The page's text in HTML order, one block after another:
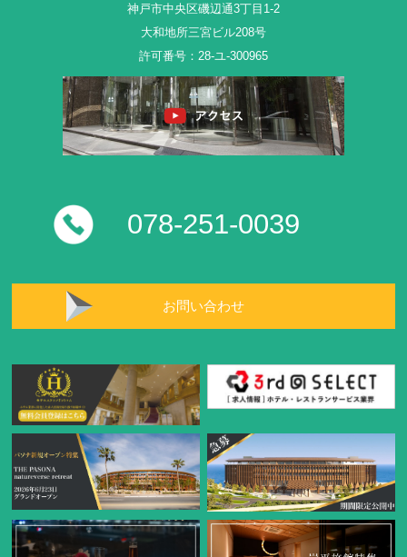
神戸市中央区磯辺通3丁目1-2
大和地所三宮ビル208号
許可番号：28-ユ-300965
078-251-0039
お問い合わせ